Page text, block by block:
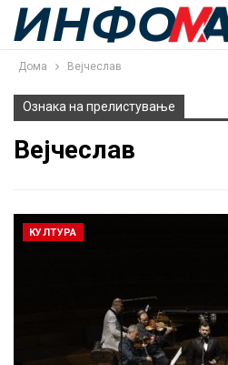
Дома Вејчеслав
Ознака на прелистување
Вејчеслав
КУЛТУРА